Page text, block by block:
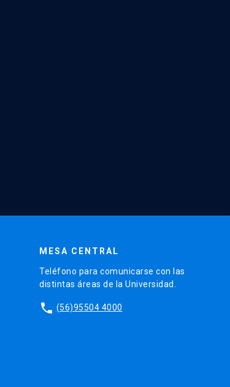
MESA CENTRAL
Teléfono para comunicarse con las
distintas áreas de la Universidad.
phone (56)95504 4000